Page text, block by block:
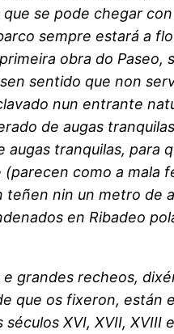
se pode chegar
sempre estará a
obra do Paseo,
sentido que non
nun entrante
de augas
augas tranquilas, para
(parecen como a mala
teñen nin un metro de
en Ribadeo
grandes recheos,
que os fixeron, están
XVI, XVII, XVIII